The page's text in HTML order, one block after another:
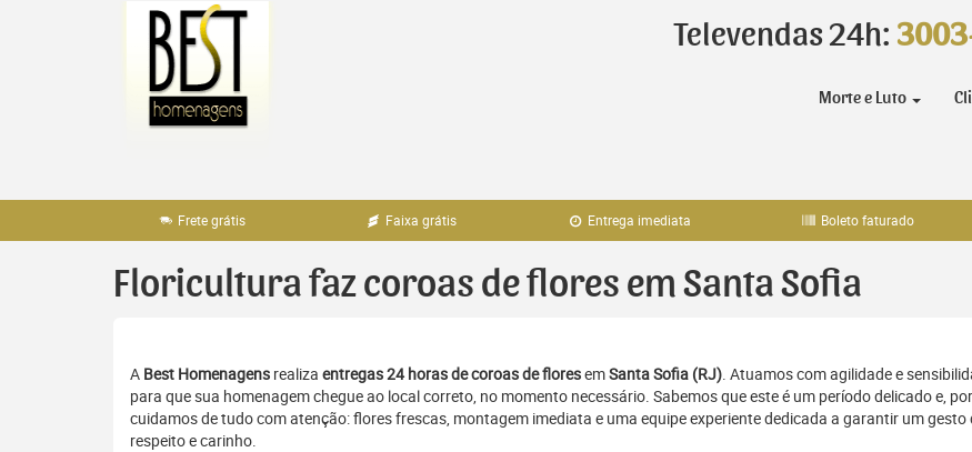
Televendas 24h:
Morte e Luto
Frete grátis Faixa grátis Entrega imediata Boleto faturado
Floricultura faz coroas de flores em Santa Sofia
A Best Homenagens realiza entregas 24 horas de coroas de floresemSanta Sofia (RJ). Atuamos com agilidade e
para que sua homenagem chegue ao local correto, no momento necessário. Sabemos que este é um período delicado e,
cuidamos de tudo com atenção: flores frescas, montagem imediata e uma equipe experiente dedicada a garantir um gesto
respeito e carinho.